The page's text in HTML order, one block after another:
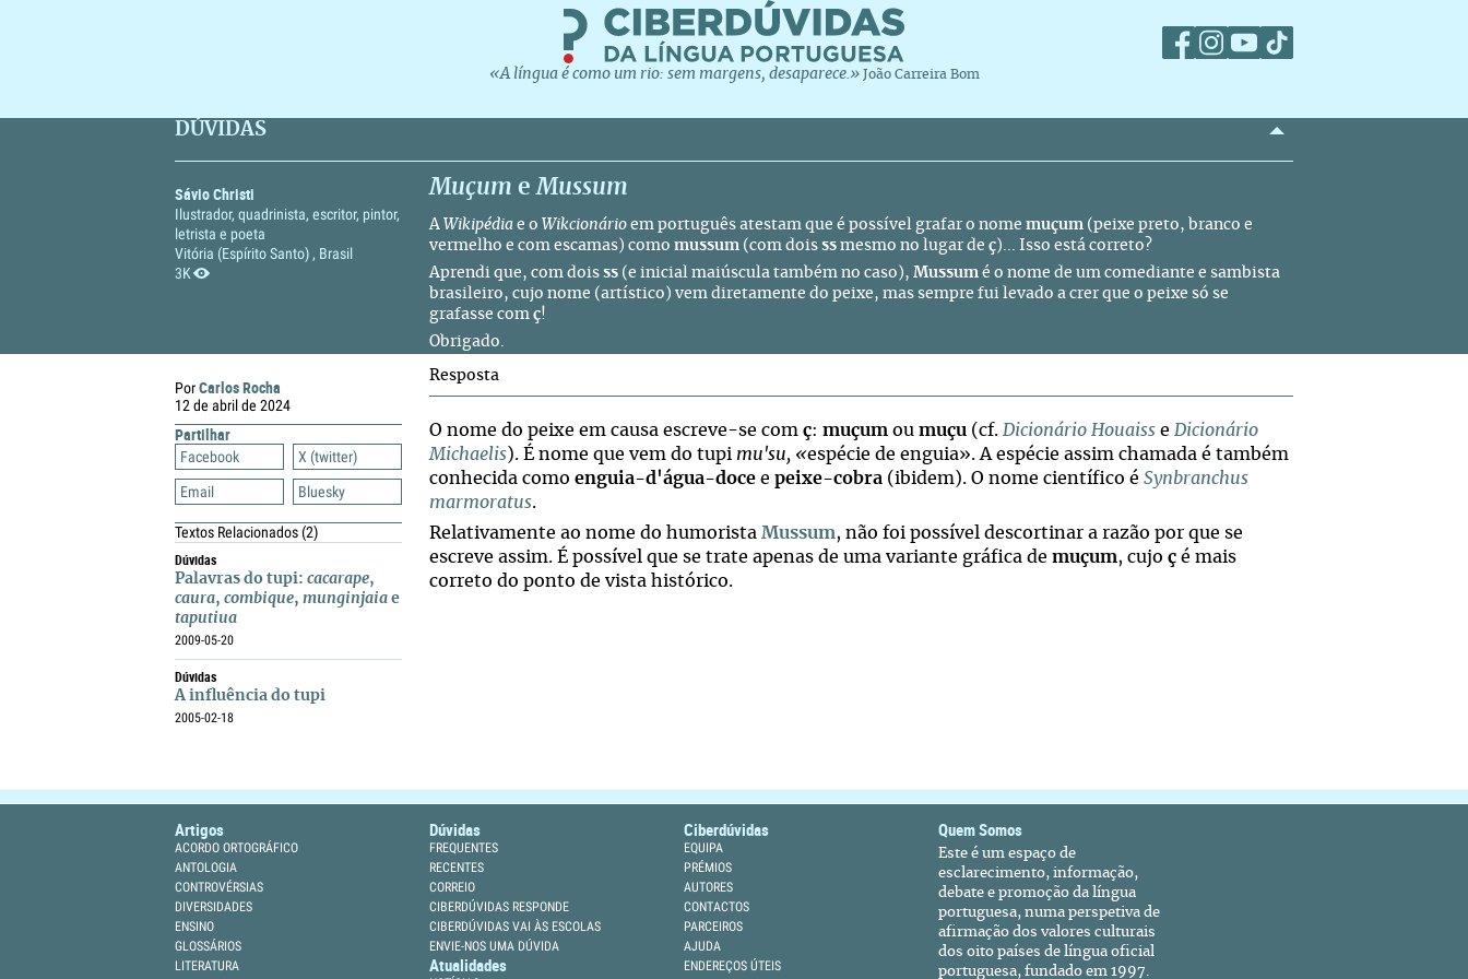
«A língua é como um rio: sem margens, desaparece.» João Carreira Bom
DÚVIDAS
Sávio Christi
Ilustrador, quadrinista, escritor, pintor,
letrista e poeta
Vitória (Espírito Santo) , Brasil
3K
Muçum e Mussum
A Wikipédia e o Wikcionário em português atestam que é possível grafar o nome muçum (peixe preto, branco e
vermelho e com escamas) como mussum (com dois ss mesmo no lugar de ç)... Isso está correto?
Aprendi que, com dois ss (e inicial maiúscula também no caso), Mussum é o nome de um comediante e sambista
brasileiro, cujo nome (artístico) vem diretamente do peixe, mas sempre fui levado a crer que o peixe só se
grafasse com ç!
Obrigado.
PorCarlos Rocha
12 de abril de 2024
Partilhar
Facebook
X (twitter)
Email
Bluesky
Textos Relacionados(2)
Dúvidas
Palavras do tupi: cacarape,
caura, combique, munginjaia e
taputiua
2009-05-20
Dúvidas
A influência do tupi
2005-02-18
Resposta
O nome do peixe em causa escreve-se com ç: muçum ou muçu (cf. Dicionário Houaiss e Dicionário
Michaelis). É nome que vem do tupi mu'su, «espécie de enguia». A espécie assim chamada é também
conhecida como enguia-d'água-doce e peixe-cobra (ibidem). O nome científico é Synbranchus
marmoratus.
Relativamente ao nome do humorista Mussum, não foi possível descortinar a razão por que se
escreve assim. É possível que se trate apenas de uma variante gráfica de muçum, cujo ç é mais
correto do ponto de vista histórico.
Artigos
ACORDO ORTOGRÁFICO
ANTOLOGIA
CONTROVÉRSIAS
DIVERSIDADES
ENSINO
GLOSSÁRIOS
LITERATURA
Dúvidas
FREQUENTES
RECENTES
CORREIO
CIBERDÚVIDAS RESPONDE
CIBERDÚVIDAS VAI ÀS ESCOLAS
ENVIE-NOS UMA DÚVIDA
Atualidades
Ciberdúvidas
EQUIPA
PRÉMIOS
AUTORES
CONTACTOS
PARCEIROS
AJUDA
ENDEREÇOS ÚTEIS
Quem Somos
Este é um espaço de
esclarecimento, informação,
debate e promoção da língua
portuguesa, numa perspetiva de
afirmação dos valores culturais
dos oito países de língua oficial
portuguesa, fundado em 1997.